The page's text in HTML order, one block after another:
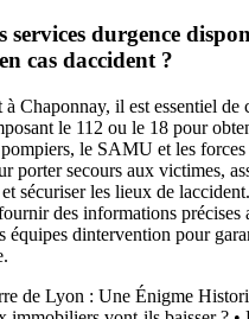
services durgence
cas daccident ?
à Chaponnay, il est essentiel de
le 112 ou le 18 pour
le SAMU et les
porter secours aux victimes,
sécuriser les lieux de
des informations précises
équipes dintervention pour
de Lyon : Une Énigme